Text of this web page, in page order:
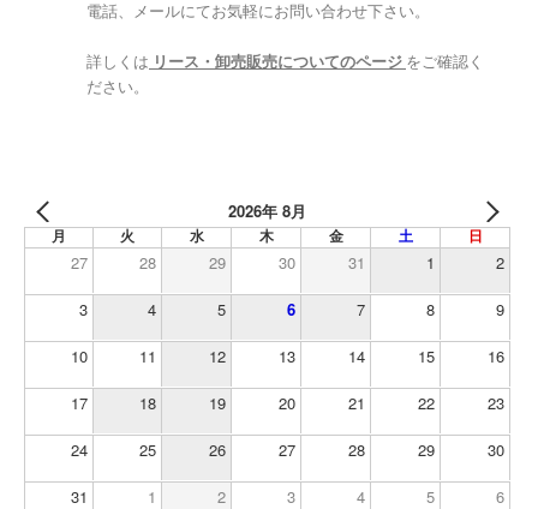
電話、メールにてお気軽にお問い合わせ下さい。
詳しくは リース・卸売販売についてのページ をご確認く
ださい。
2026年 8月
月 火 水 木 金 土 日
27 28 29 30 31 1 2
3 4 5 6 7 8 9
10 11 12 13 14 15 16
17 18 19 20 21 22 23
24 25 26 27 28 29 30
31 1 2 3 4 5 6